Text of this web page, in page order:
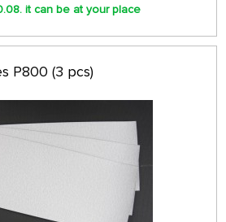
it can be at your place
P800 (3 pcs)